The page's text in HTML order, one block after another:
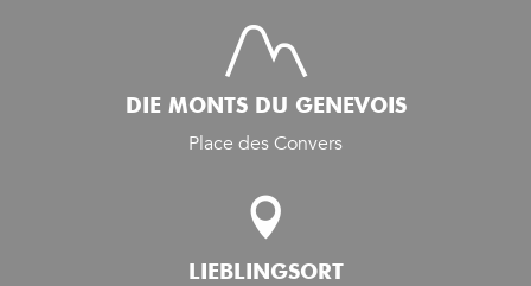
DIE MONTS DU GENEVOIS
Place des Convers
LIEBLINGSORT